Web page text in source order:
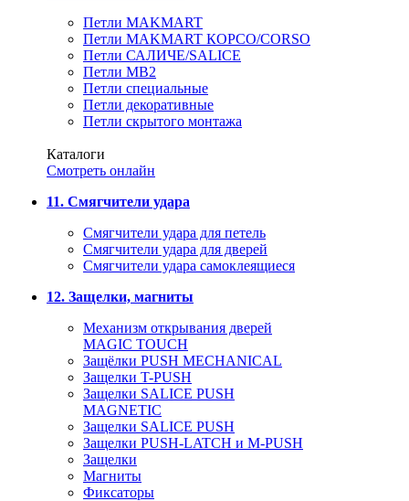
Петли MAKMART
Петли MAKMART КОРСО/CORSO
Петли САЛИЧЕ/SALICE
Петли MB2
Петли специальные
Петли декоративные
Петли скрытого монтажа
Каталоги
Смотреть онлайн
11. Смягчители удара
Смягчители удара для петель
Смягчители удара для дверей
Cмягчители удара самоклеящиеся
12. Защелки, магниты
Механизм открывания дверей
MAGIC TOUCH
Защёлки PUSH MECHANICAL
Защелки T-PUSH
Защелки SALICE PUSH
MAGNETIC
Защелки SALICE PUSH
Защелки PUSH-LATCH и M-PUSH
Защелки
Магниты
Фиксаторы